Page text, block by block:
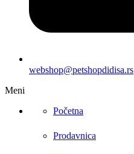
webshop@petshopdidisa.rs
Meni
Početna
Prodavnica